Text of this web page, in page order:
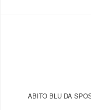
ABITO BLU DA